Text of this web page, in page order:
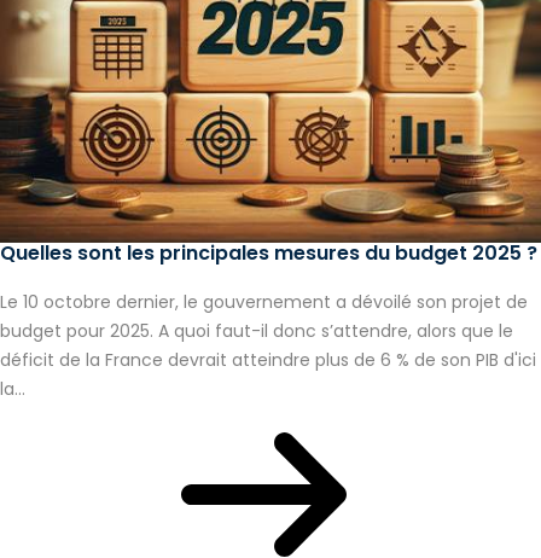
Quelles sont les principales mesures du budget 2025 ?
Le 10 octobre dernier, le gouvernement a dévoilé son projet de
budget pour 2025. A quoi faut-il donc s’attendre, alors que le
déficit de la France devrait atteindre plus de 6 % de son PIB d'ici
la...